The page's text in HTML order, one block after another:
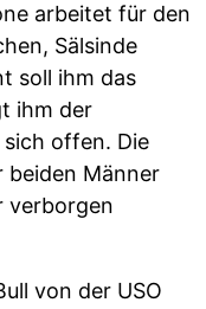
arbeitet für den
Sälsinde
soll ihm das
ihm der
offen. Die
beiden Männer
verborgen
von der USO